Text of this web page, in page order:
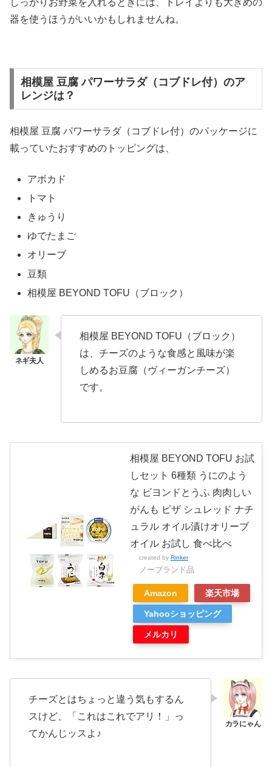
しっかりお野菜を入れるときには、トレイよりも大きめの
器を使うほうがいいかもしれませんね。
相模屋 豆腐 パワーサラダ（コブドレ付）のア
レンジは？
相模屋 豆腐 パワーサラダ（コブドレ付）のパッケージに
載っていたおすすめのトッピングは、
アボカド
トマト
きゅうり
ゆでたまご
オリーブ
豆類
相模屋 BEYOND TOFU（ブロック）
相模屋 BEYOND TOFU（ブロック）
は、チーズのような食感と風味が楽
しめるお豆腐（ヴィーガンチーズ）
です。
相模屋 BEYOND TOFU お試
しセット 6種類 うにのよう
な ビヨンドとうふ 肉肉しい
がんも ピザ シュレッド ナチ
ュラル オイル漬けオリーブ
オイル お試し 食べ比べ
created by Rinker
ノーブランド品
Amazon 楽天市場
Yahooショッピング
メルカリ
チーズとはちょっと違う気もするん
スけど、「これはこれでアリ！」っ
てかんじッスよ♪